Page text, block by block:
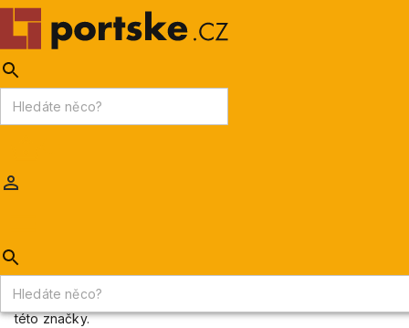
KPDV AKCE PORTSKÉ VÍNO
Kopke
Portugalska coby generální konzul hanzovní ligy. Příběh
hektarů udržovaných vinic na levém břehu řeky Douro, která
zajišťuje výjimečnost a konzistentní portfolio portských vín
této značky.